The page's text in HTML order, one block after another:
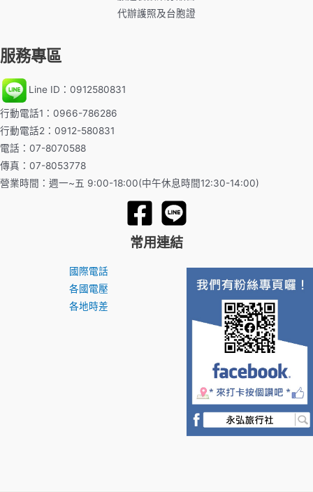
代辦護照及台胞證
服務專區
Line ID：0912580831
行動電話1：0966-786286
行動電話2：0912-580831
電話：07-8070588
傳真：07-8053778
營業時間：週一~五 9:00-18:00(中午休息時間12:30-14:00)
常用連結
國際電話
各國電壓
各地時差